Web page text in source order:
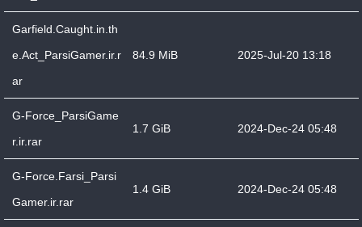
Garfield.Caught.in.th
e.Act_ParsiGamer.ir.r
ar
84.9 MiB 2025-Jul-20 13:18
G-Force_ParsiGame
r.ir.rar
1.7 GiB 2024-Dec-24 05:48
G-Force.Farsi_Parsi
Gamer.ir.rar
1.4 GiB 2024-Dec-24 05:48